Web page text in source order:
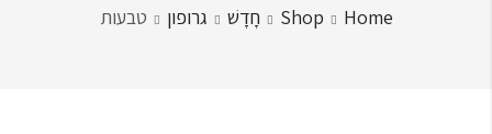
Home
Shop חָדָשׁ גרופון טבעות